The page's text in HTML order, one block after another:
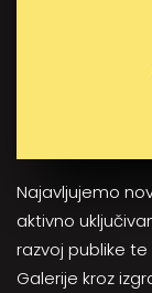
Najavljujemo
aktivno
razvoj publike
Galerije kroz